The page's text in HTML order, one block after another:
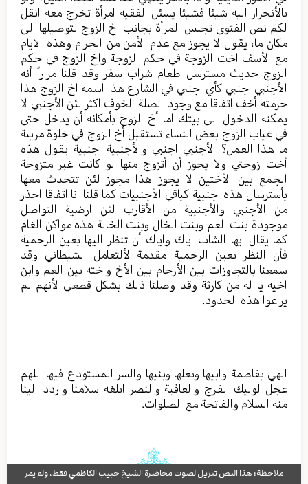
بالأنجرار اليه شيئا فشيئا يسئل الفقيه امرأة تخرج معه انقل
لكم نص الفتوى تجلس المرأة بجانب اخ الزوج لتوصيلها الى
مكان ما، يقول لا يجوز مع عدم الأمن من الحرام وهذه الايام
مع الأسف اخت الزوجة في حكم الزوجة واخ الزوج في حكم
الزوج حديث مسترسل طعام شراب سفر وقد قلنا مراراً أنه
الأجنبي اجنبي كأي اجنبي في الشارع هذا اسمه اخ الزوج هذا
حرمته أخف اتفاقا مع وجود الصلة الخوف اكثر لئن الأجنبي لا
يمكنه الدخول الى بيتك اما أخ الزوج بأمكانه أن يدخل حتى
في غياب الزوج بعض النساء تستقبل أخ الزوج في خلوة مريبة
ما هذا العمل؟ الأجنبي اجنبي والأجنبية اجنبية يقول هذه
أخت زوجتي ولا يجوز أن أتزوج منها لو كانت غير متزوجة
الجمع بين الأختين لا يجوز هذا مجوز لئن تتحدث معها
بأسترسال هذه اجنبية كباقي الأجنبيات كما قلنا انا اتفاقا احذر
من الأجنبي والأجنبية من الأقارب لئن ارضية التواصل
موجودة بنت العم وبنت الخال وبنت الخالة هذه مواكن الغام
كما يقال ايها الشاب اياك واياك أن تنظر اليها بعين الرحمية
فأن النظر بعين الرحمية مقدمة لألتعامل الشيطاني وقد
سمعنا بالتجاوزات بين الأرحام بين الأخ واخته بين العم وابن
اخيه يا له من كارثة وقد وصلنا ذلك بشكل قطعي لأنهم لم
يراعوا هذه الحدود.
الهي بفاطمة وابيها وبعلها وبنيها والسر المستودع فيها اللهم
عجل لوليك الفرج والعافية والنصر ابلغه سلامنا واردد الينا
منه السلام والفاتحة مع الصلوات.
ملاحظة: هذا النص تنزيل لصوت محاضرة الشيخ حبيب الكاظمي فقط، ولم يمر